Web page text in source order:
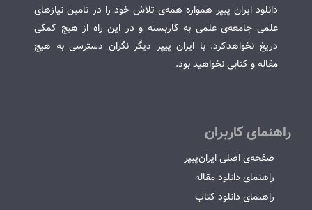
دانلود ایران پیپر همواره همه‌ی تلاش خود را در تامین نیازهای
علمی جامعه‌ی علمی به کاربسته و در این راه از هیچ کمکی
دریغ نخواهدکرد. با ایران پیپر دیگر نگران دسترسی به هیچ
مقاله و کتابی نخواهید بود.
راهنمای کاربران
صفحه‌ی اصلی ایران‌پیپر
راهنمای دانلود مقاله
راهنمای دانلود کتاب